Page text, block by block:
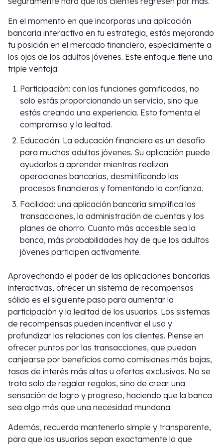
En el momento en que incorporas una aplicación
bancaria interactiva en tu estrategia, estás mejorando
tu posición en el mercado financiero, especialmente a
los ojos de los adultos jóvenes. Este enfoque tiene una
triple ventaja:
Participación: con las funciones gamificadas, no
solo estás proporcionando un servicio, sino que
estás creando una experiencia. Esto fomenta el
compromiso y la lealtad.
Educación: La educación financiera es un desafío
para muchos adultos jóvenes. Su aplicación puede
ayudarlos a aprender mientras realizan
operaciones bancarias, desmitificando los
procesos financieros y fomentando la confianza.
Facilidad: una aplicación bancaria simplifica las
transacciones, la administración de cuentas y los
planes de ahorro. Cuanto más accesible sea la
banca, más probabilidades hay de que los adultos
jóvenes participen activamente.
Aprovechando el poder de las aplicaciones bancarias
interactivas, ofrecer un sistema de recompensas
sólido es el siguiente paso para aumentar la
participación y la lealtad de los usuarios. Los sistemas
de recompensas pueden incentivar el uso y
profundizar las relaciones con los clientes. Piense en
ofrecer puntos por las transacciones, que puedan
canjearse por beneficios como comisiones más bajas,
tasas de interés más altas u ofertas exclusivas. No se
trata solo de regalar regalos, sino de crear una
sensación de logro y progreso, haciendo que la banca
sea algo más que una necesidad mundana.
Además, recuerda mantenerlo simple y transparente,
para que los usuarios sepan exactamente lo que